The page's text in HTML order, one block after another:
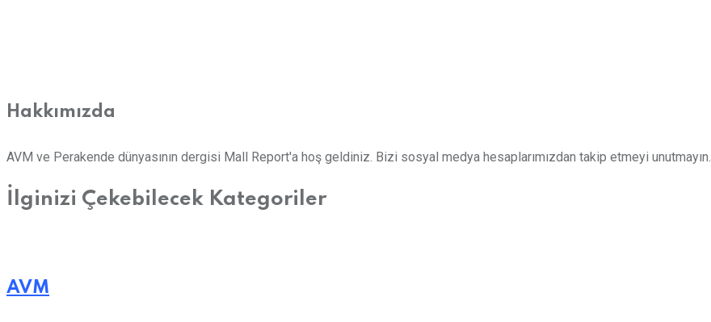
Hakkımızda
AVM ve Perakende dünyasının dergisi Mall Report'a hoş geldiniz. Bizi sosyal medya hesaplarımızdan takip etmeyi unutmayın.
İlginizi Çekebilecek Kategoriler
AVM